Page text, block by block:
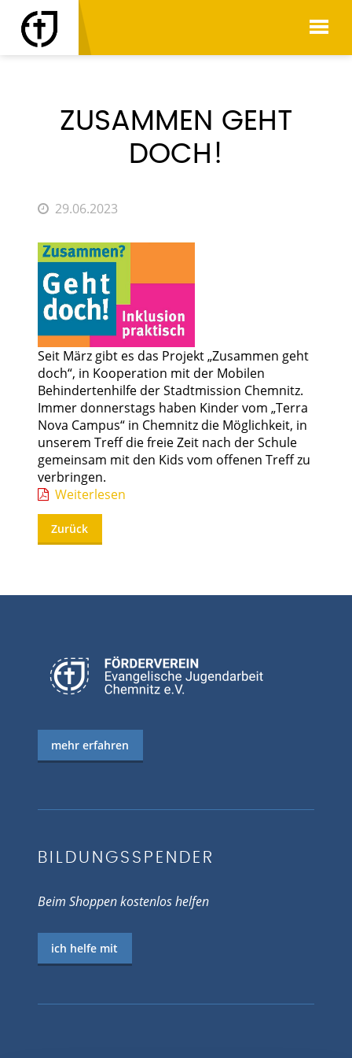
AKTUELLES
ZUSAMMEN GEHT
DOCH!
29.06.2023
Seit März gibt es das Projekt „Zusammen geht
doch“, in Kooperation mit der Mobilen
Behindertenhilfe der Stadtmission Chemnitz.
Immer donnerstags haben Kinder vom „Terra
Nova Campus“ in Chemnitz die Möglichkeit, in
unserem Treff die freie Zeit nach der Schule
gemeinsam mit den Kids vom offenen Treff zu
verbringen.
Weiterlesen
Zurück
mehr erfahren
BILDUNGSSPENDER
Beim Shoppen kostenlos helfen
ich helfe mit